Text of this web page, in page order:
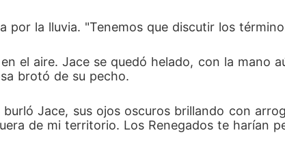
por la lluvia. "Tenemos que discutir los
el aire. Jace se quedó helado, con la mano
brotó de su pecho.
burló Jace, sus ojos oscuros brillando con
de mi territorio. Los Renegados te harían